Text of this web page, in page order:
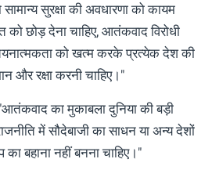
सुरक्षा की अवधारणा को कायम
को छोड़ देना चाहिए, आतंकवाद विरोधी
चयनात्मकता को खत्म करके प्रत्येक देश की
और रक्षा करनी चाहिए।"
का मुकाबला दुनिया की बड़ी
में सौदेबाजी का साधन या अन्य देशों
बहाना नहीं बनना चाहिए।"